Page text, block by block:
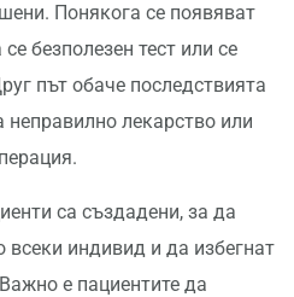
Понякога се появяват
безполезен тест или се
път обаче последствията
неправилно лекарство или
са създадени, за да
индивид и да избегнат
е пациентите да